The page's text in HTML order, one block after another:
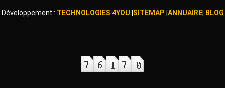
Développement : TECHNOLOGIES 4YOU SITEMAP ANNUAIRE| BLOG